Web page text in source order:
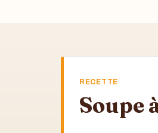
RECETTE
Soupe